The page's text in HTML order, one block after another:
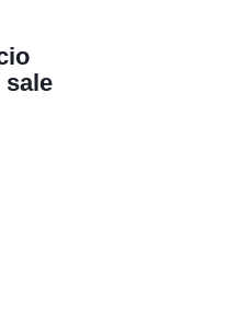
sale